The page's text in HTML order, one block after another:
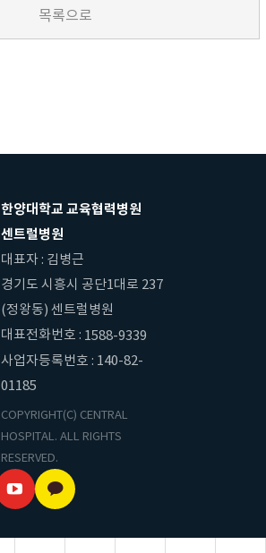
한양대학교 교육협력병원
센트럴병원
대표자 : 김병근
경기도 시흥시 공단1대로 237
(정왕동) 센트럴병원
대표전화번호 : 1588-9339
사업자등록번호 : 140-82-
01185
COPYRIGHT(C) CENTRAL
HOSPITAL. ALL RIGHTS
RESERVED.